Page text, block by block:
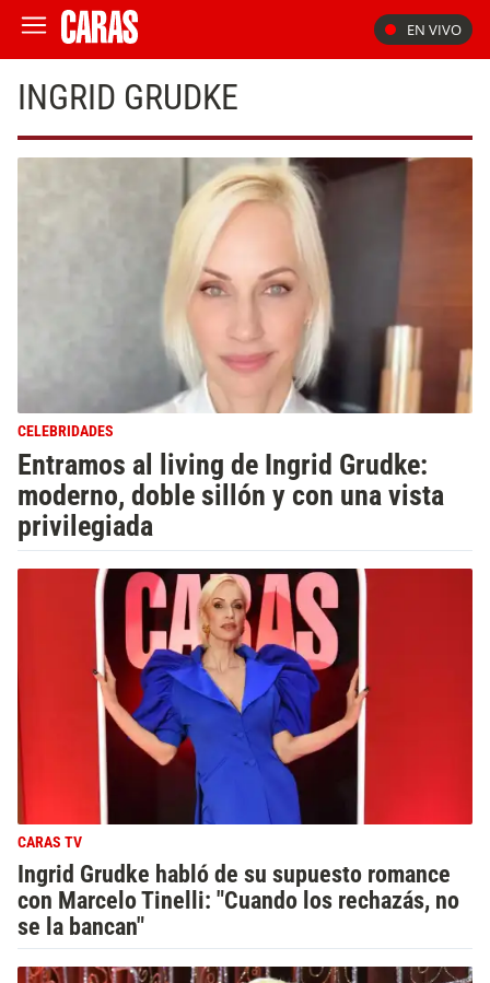
EN VIVO
INGRID GRUDKE
CELEBRIDADES
Entramos al living de Ingrid Grudke:
moderno, doble sillón y con una vista
privilegiada
CARAS TV
Ingrid Grudke habló de su supuesto romance
con Marcelo Tinelli: "Cuando los rechazás, no
se la bancan"